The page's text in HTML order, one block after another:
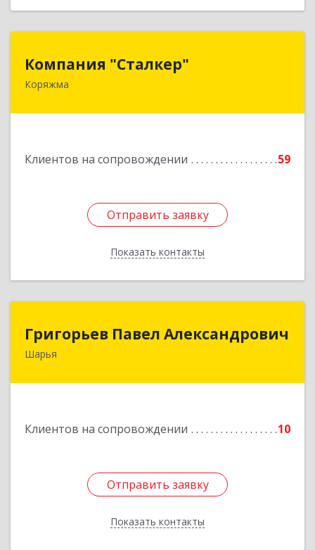
Компания "Сталкер"
Коряжма
Клиентов на сопровождении 59
Отправить заявку
Показать контакты
Отправить заявку
Назад
Григорьев Павел Александрович
Шарья
Клиентов на сопровождении 10
Отправить заявку
Показать контакты
157505, Костромская область, город Шарья,
Отправить заявку
Назад